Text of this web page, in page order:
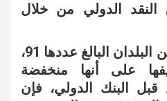
الدولي من خلال
“إنه وبالنسبة للعديد من البلدان البالغ عددها 91،
على أنها منخفضة
البنك الدولي، فإن